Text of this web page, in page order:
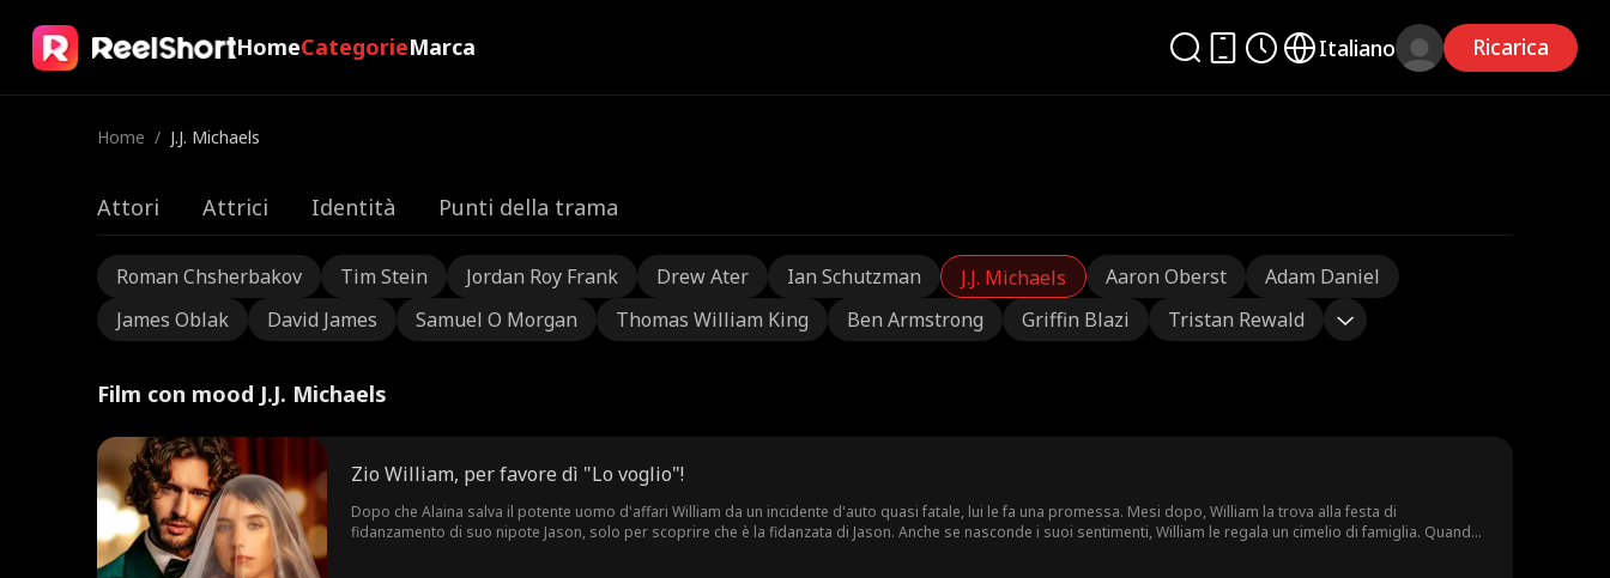
HomeCategorieMarca Italiano Ricarica
Home / J.J. Michaels
Attori Attrici Identità Punti della trama
Roman Chsherbakov Tim Stein Jordan Roy Frank Drew Ater Ian Schutzman J.J. Michaels Aaron Oberst
Adam Daniel
James Oblak
David James Samuel O Morgan Thomas William King Ben Armstrong Griffin Blazi Tristan Rewald
Film con mood J.J. Michaels
Zio William, per favore dì "Lo voglio"!
Dopo che Alaina salva il potente uomo d'affari William da un incidente d'auto quasi fatale, lui le fa una promessa. Mesi dopo, William la trova alla festa di
fidanzamento di suo nipote Jason, solo per scoprire che è la fidanzata di Jason. Anche se nasconde i suoi sentimenti, William le regala un cimelio di famiglia. Quando